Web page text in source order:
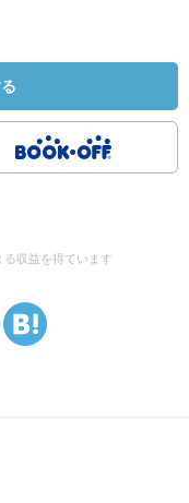
top:10px;"><a
ASIN/41220357
で詳細を
via=rodriguez1963
を見る</a> by <a
a><br>
収益を得ています